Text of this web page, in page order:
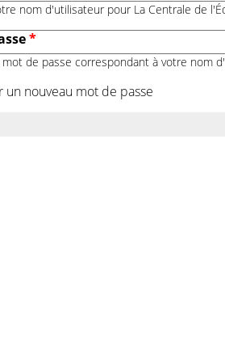
nom d'utilisateur pour La Centrale de
*
mot de passe correspondant à votre nom
un nouveau mot de passe